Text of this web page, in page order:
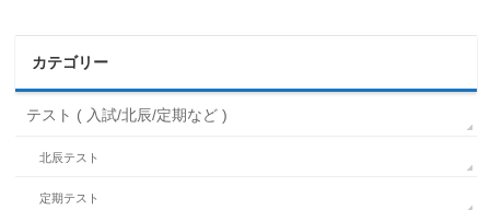
カテゴリー
テスト ( 入試/北辰/定期など )
北辰テスト
定期テスト